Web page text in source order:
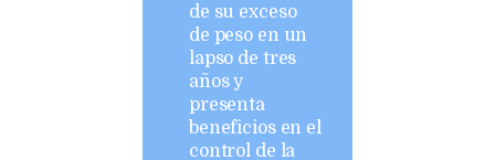
de su exceso
de peso en un
lapso de tres
años y
presenta
beneficios en el
control de la